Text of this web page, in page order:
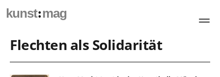
kunst:mag
Flechten als Solidarität